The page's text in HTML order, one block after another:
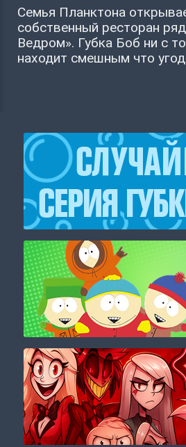
Семья Планктона
собственный ресторан
Ведром». Губка Боб ни с
находит смешным что